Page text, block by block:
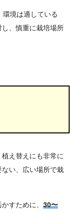
境は適している
、慎重に栽培場所
え替えにも非常に
い、広い場所で栽
すために、 30〜